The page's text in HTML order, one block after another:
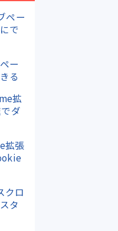
ペー
で
ー
る
拡
ダ
拡張
クロ
タ